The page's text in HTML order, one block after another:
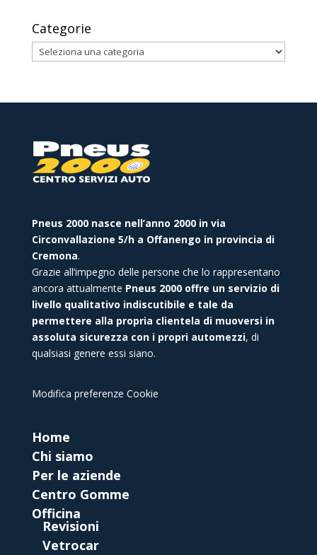
Categorie
Categorie
Pneus 2000 nasce nell’anno 2000 in via
Circonvallazione 5/h a Offanengo in provincia di
Cremona.
Grazie all’impegno delle persone che lo rappresentano
ancora attualmente Pneus 2000 offre un servizio di
livello qualitativo indiscutibile e tale da
permettere alla propria clientela di muoversi in
assoluta sicurezza con i propri automezzi, di
qualsiasi genere essi siano.
Modifica preferenze Cookie
Home
Chi siamo
Per le aziende
Centro Gomme
Officina
Revisioni
Vetrocar